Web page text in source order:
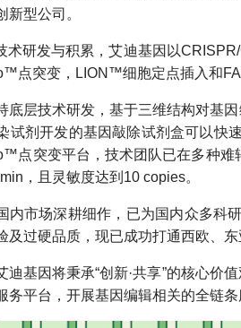
新型公司。
术研发与积累，艾迪基因以
点突变，LION™细胞定点插入和
底层技术研发，基于三维结构对基
试剂开发的基因敲除试剂盒可以快
点突变平台，技术团队已在多种难
，且灵敏度达到10 copies。
内市场深耕细作，已为国内众多科
及过硬品质，现已成功打通西欧、
迪基因将秉承“创新·共享”的核心价
务平台，开展基因编辑相关的全链